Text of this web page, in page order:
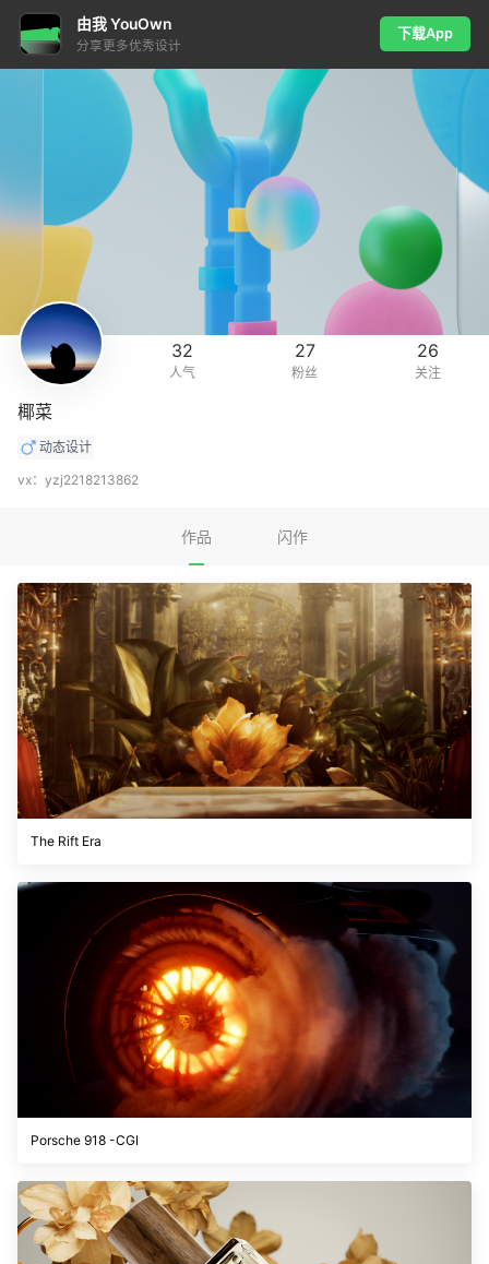
由我 YouOwn
分享更多优秀设计
下载App
32
人气
27
粉丝
26
关注
椰菜
动态设计
vx：yzj2218213862
作品 闪作
The Rift Era
Porsche 918 -CGI